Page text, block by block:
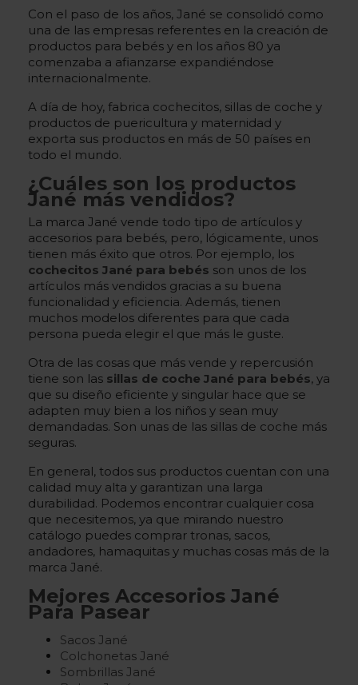
Con el paso de los años, Jané se consolidó como
una de las empresas referentes en la creación de
productos para bebés y en los años 80 ya
comenzaba a afianzarse expandiéndose
internacionalmente.
A día de hoy, fabrica cochecitos, sillas de coche y
productos de puericultura y maternidad y
exporta sus productos en más de 50 países en
todo el mundo.
¿Cuáles son los productos
Jané más vendidos?
La marca Jané vende todo tipo de artículos y
accesorios para bebés, pero, lógicamente, unos
tienen más éxito que otros. Por ejemplo, los
cochecitos Jané para bebés son unos de los
artículos más vendidos gracias a su buena
funcionalidad y eficiencia. Además, tienen
muchos modelos diferentes para que cada
persona pueda elegir el que más le guste.
Otra de las cosas que más vende y repercusión
tiene son las sillas de coche Jané para bebés, ya
que su diseño eficiente y singular hace que se
adapten muy bien a los niños y sean muy
demandadas. Son unas de las sillas de coche más
seguras.
En general, todos sus productos cuentan con una
calidad muy alta y garantizan una larga
durabilidad. Podemos encontrar cualquier cosa
que necesitemos, ya que mirando nuestro
catálogo puedes comprar tronas, sacos,
andadores, hamaquitas y muchas cosas más de la
marca Jané.
Mejores Accesorios Jané
Para Pasear
Sacos Jané
Colchonetas Jané
Sombrillas Jané